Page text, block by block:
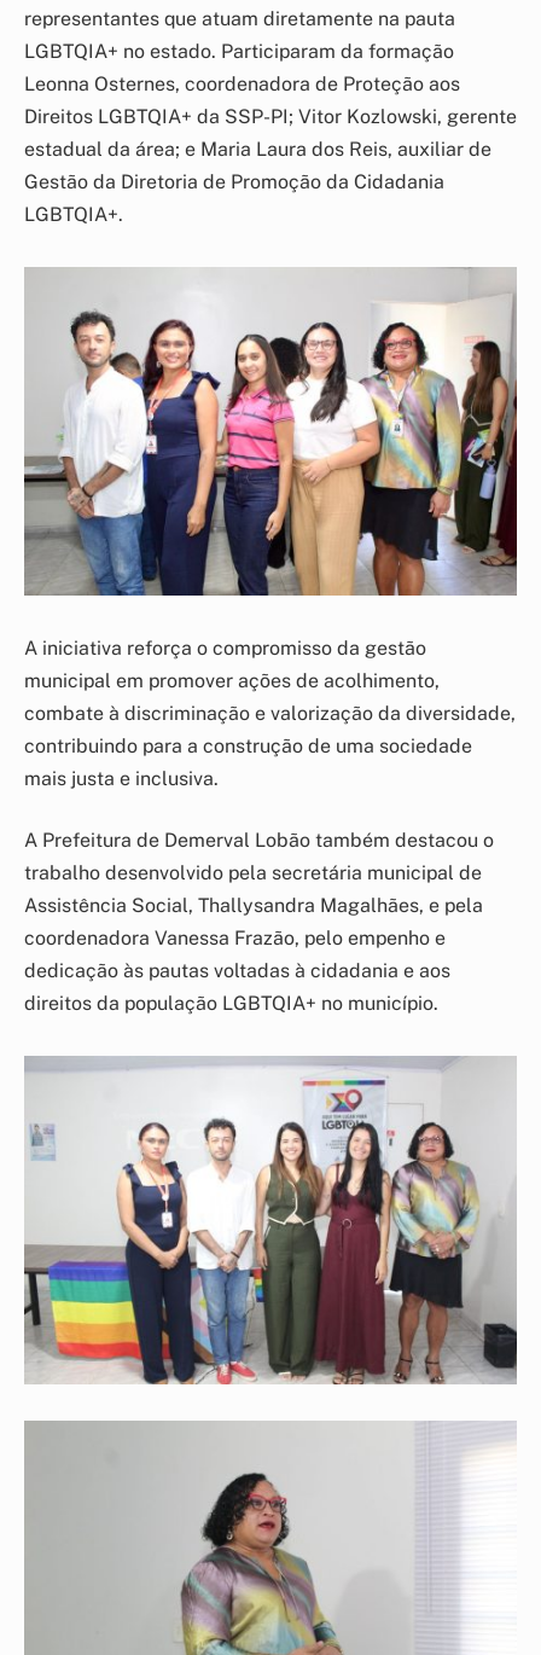
representantes que atuam diretamente na pauta
LGBTQIA+ no estado. Participaram da formação
Leonna Osternes, coordenadora de Proteção aos
Direitos LGBTQIA+ da SSP-PI; Vitor Kozlowski, gerente
estadual da área; e Maria Laura dos Reis, auxiliar de
Gestão da Diretoria de Promoção da Cidadania
LGBTQIA+.
A iniciativa reforça o compromisso da gestão
municipal em promover ações de acolhimento,
combate à discriminação e valorização da diversidade,
contribuindo para a construção de uma sociedade
mais justa e inclusiva.
A Prefeitura de Demerval Lobão também destacou o
trabalho desenvolvido pela secretária municipal de
Assistência Social, Thallysandra Magalhães, e pela
coordenadora Vanessa Frazão, pelo empenho e
dedicação às pautas voltadas à cidadania e aos
direitos da população LGBTQIA+ no município.